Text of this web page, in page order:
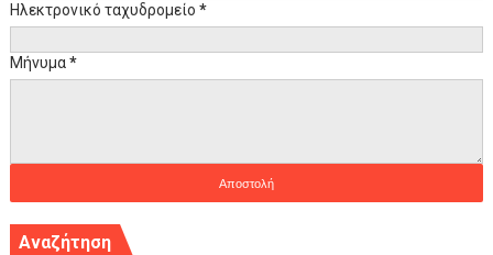
Ηλεκτρονικό ταχυδρομείο *
Μήνυμα*
Αναζήτηση